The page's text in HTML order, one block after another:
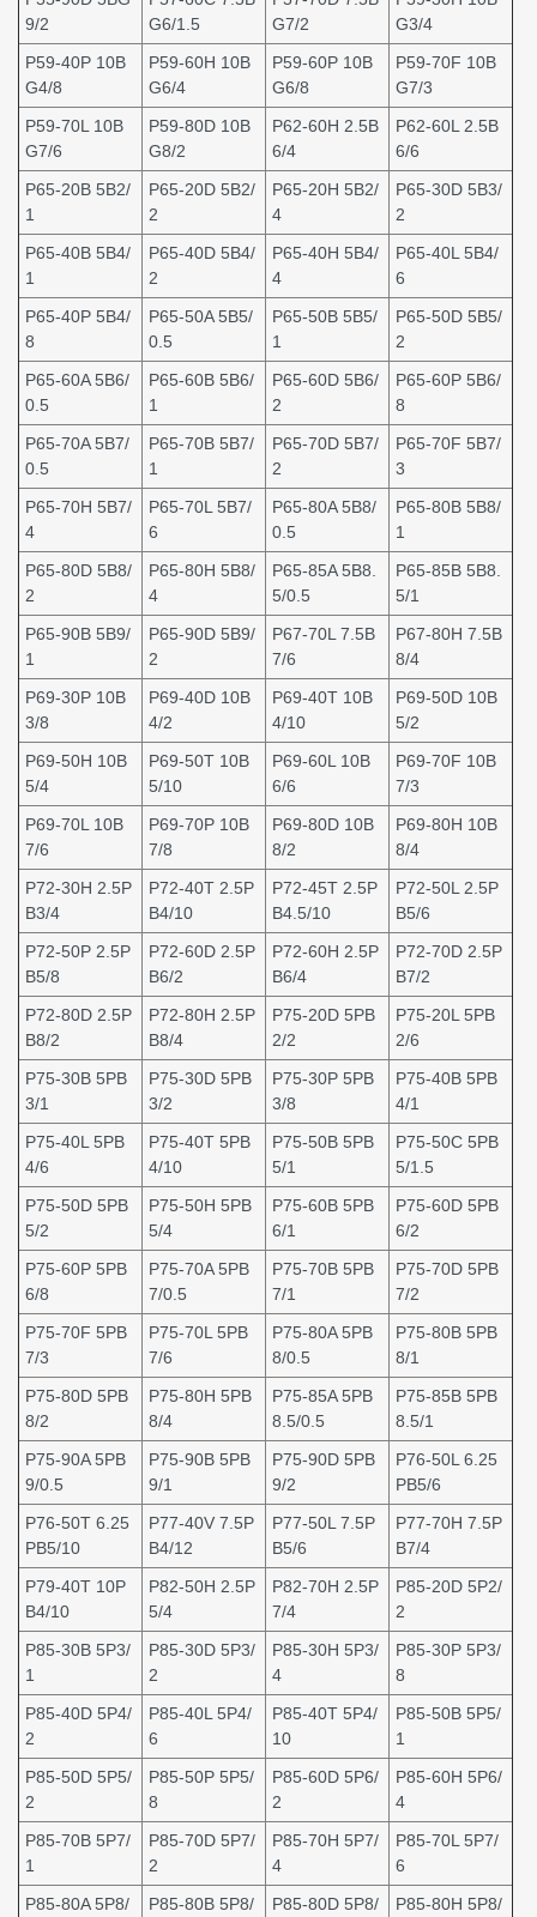
9/2
G6/1.5
G7/2
G3/4
P59-40P 10B
G4/8
P59-60H 10B
G6/4
P59-60P 10B
G6/8
P59-70F 10B
G7/3
P59-70L 10B
G7/6
P59-80D 10B
G8/2
P62-60H 2.5B
6/4
P62-60L 2.5B
6/6
P65-20B 5B2/
1
P65-20D 5B2/
2
P65-20H 5B2/
4
P65-30D 5B3/
2
P65-40B 5B4/
1
P65-40D 5B4/
2
P65-40H 5B4/
4
P65-40L 5B4/
6
P65-40P 5B4/
8
P65-50A 5B5/
0.5
P65-50B 5B5/
1
P65-50D 5B5/
2
P65-60A 5B6/
0.5
P65-60B 5B6/
1
P65-60D 5B6/
2
P65-60P 5B6/
8
P65-70A 5B7/
0.5
P65-70B 5B7/
1
P65-70D 5B7/
2
P65-70F 5B7/
3
P65-70H 5B7/
4
P65-70L 5B7/
6
P65-80A 5B8/
0.5
P65-80B 5B8/
1
P65-80D 5B8/
2
P65-80H 5B8/
4
P65-85A 5B8.
5/0.5
P65-85B 5B8.
5/1
P65-90B 5B9/
1
P65-90D 5B9/
2
P67-70L 7.5B
7/6
P67-80H 7.5B
8/4
P69-30P 10B
3/8
P69-40D 10B
4/2
P69-40T 10B
4/10
P69-50D 10B
5/2
P69-50H 10B
5/4
P69-50T 10B
5/10
P69-60L 10B
6/6
P69-70F 10B
7/3
P69-70L 10B
7/6
P69-70P 10B
7/8
P69-80D 10B
8/2
P69-80H 10B
8/4
P72-30H 2.5P
B3/4
P72-40T 2.5P
B4/10
P72-45T 2.5P
B4.5/10
P72-50L 2.5P
B5/6
P72-50P 2.5P
B5/8
P72-60D 2.5P
B6/2
P72-60H 2.5P
B6/4
P72-70D 2.5P
B7/2
P72-80D 2.5P
B8/2
P72-80H 2.5P
B8/4
P75-20D 5PB
2/2
P75-20L 5PB
2/6
P75-30B 5PB
3/1
P75-30D 5PB
3/2
P75-30P 5PB
3/8
P75-40B 5PB
4/1
P75-40L 5PB
4/6
P75-40T 5PB
4/10
P75-50B 5PB
5/1
P75-50C 5PB
5/1.5
P75-50D 5PB
5/2
P75-50H 5PB
5/4
P75-60B 5PB
6/1
P75-60D 5PB
6/2
P75-60P 5PB
6/8
P75-70A 5PB
7/0.5
P75-70B 5PB
7/1
P75-70D 5PB
7/2
P75-70F 5PB
7/3
P75-70L 5PB
7/6
P75-80A 5PB
8/0.5
P75-80B 5PB
8/1
P75-80D 5PB
8/2
P75-80H 5PB
8/4
P75-85A 5PB
8.5/0.5
P75-85B 5PB
8.5/1
P75-90A 5PB
9/0.5
P75-90B 5PB
9/1
P75-90D 5PB
9/2
P76-50L 6.25
PB5/6
P76-50T 6.25
PB5/10
P77-40V 7.5P
B4/12
P77-50L 7.5P
B5/6
P77-70H 7.5P
B7/4
P79-40T 10P
B4/10
P82-50H 2.5P
5/4
P82-70H 2.5P
7/4
P85-20D 5P2/
2
P85-30B 5P3/
1
P85-30D 5P3/
2
P85-30H 5P3/
4
P85-30P 5P3/
8
P85-40D 5P4/
2
P85-40L 5P4/
6
P85-40T 5P4/
10
P85-50B 5P5/
1
P85-50D 5P5/
2
P85-50P 5P5/
8
P85-60D 5P6/
2
P85-60H 5P6/
4
P85-70B 5P7/
1
P85-70D 5P7/
2
P85-70H 5P7/
4
P85-70L 5P7/
6
P85-80A 5P8/
P85-80B 5P8/
P85-80D 5P8/
P85-80H 5P8/